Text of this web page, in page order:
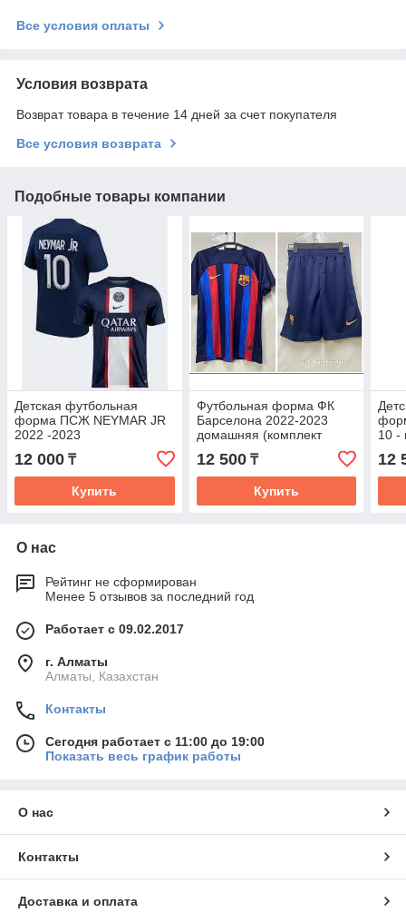
Все условия оплаты
Условия возврата
Возврат товара в течение 14 дней за счет покупателя
Все условия возврата
Подобные товары компании
Детская футбольная
форма ПСЖ NEYMAR JR
2022 -2023
12 000 ₸
Купить
Футбольная форма ФК
Барселона 2022-2023
домашняя (комплект
футболка+шорты)
12 500₸
Купить
10 -
12
О нас
Рейтинг не сформирован
Менее 5 отзывов за последний год
Работает с 09.02.2017
г. Алматы
Алматы, Казахстан
Контакты
Сегодня работает с 11:00 до 19:00
Показать весь график работы
О нас
Контакты
Доставка и оплата